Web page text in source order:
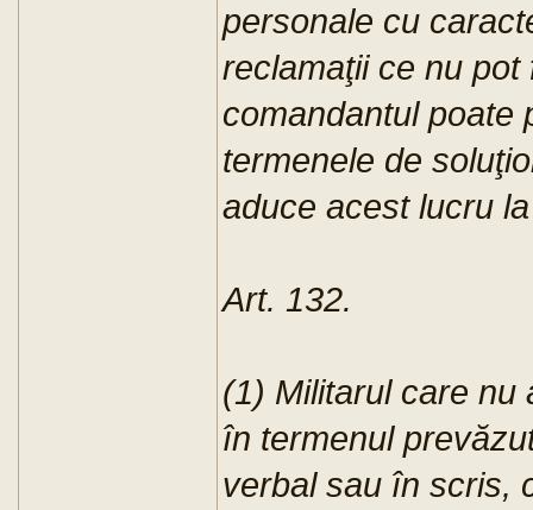
personale cu
reclamaţii ce nu
comandantul poate
termenele de
aduce acest lucru
Art. 132.
(1) Militarul care nu
în termenul
verbal sau în scris,